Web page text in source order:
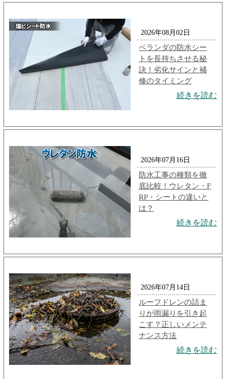
2026年08月02日
ベランダの防水シー
トを長持ちさせる秘
訣！劣化サインと補
修のタイミング
続きを読む
2026年07月16日
防水工事の種類を徹
底比較！ウレタン・F
RP・シートの違いと
は？
続きを読む
2026年07月14日
ルーフドレンの詰ま
りが雨漏りを引き起
こす？正しいメンテ
ナンス方法
続きを読む